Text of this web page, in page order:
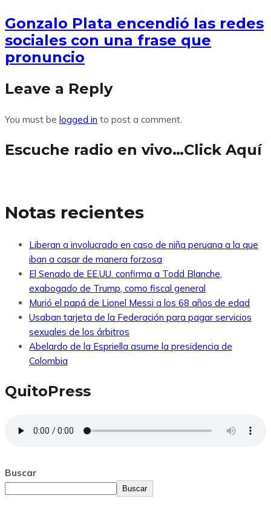
Gonzalo Plata encendió las redes
sociales con una frase que
pronuncio
Leave a Reply
You must be logged in to post a comment.
Escuche radio en vivo…Click Aquí
Notas recientes
Liberan a involucrado en caso de niña peruana a la que
iban a casar de manera forzosa
El Senado de EE.UU. confirma a Todd Blanche,
exabogado de Trump, como fiscal general
Murió el papá de Lionel Messi a los 68 años de edad
Usaban tarjeta de la Federación para pagar servicios
sexuales de los árbitros
Abelardo de la Espriella asume la presidencia de
Colombia
QuitoPress
Buscar
Buscar